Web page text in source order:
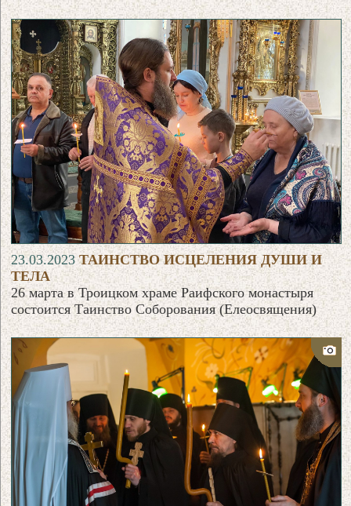
23.03.2023ТАИНСТВО ИСЦЕЛЕНИЯ ДУШИ И
ТЕЛА
26 марта в Троицком храме Раифского монастыря
состоится Таинство Соборования (Елеосвящения)